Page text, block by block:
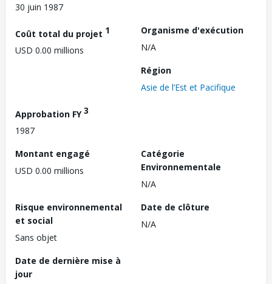
30 juin 1987
Coût total du projet 1
USD 0.00 millions
Organisme d'exécution
N/A
Région
Asie de l’Est et Pacifique
Approbation FY3
1987
Montant engagé
USD 0.00 millions
Catégorie
Environnementale
N/A
Risque environnemental
et social
Sans objet
Date de clôture
N/A
Date de dernière mise à
jour